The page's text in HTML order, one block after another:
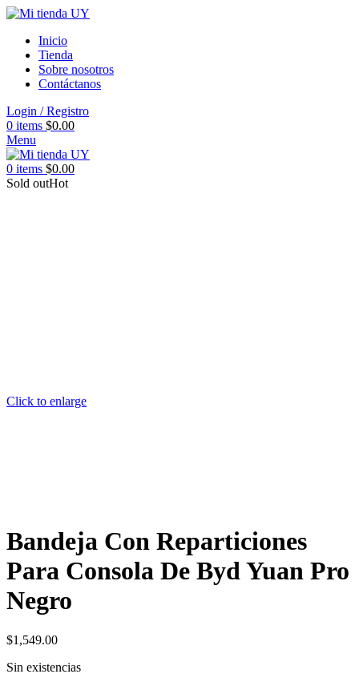
Inicio
Tienda
Sobre nosotros
Contáctanos
Login / Registro
0 items $0.00
Menu
0 items $0.00
Sold outHot
Click to enlarge
Bandeja Con Reparticiones
Para Consola De Byd Yuan Pro
Negro
$1,549.00
Sin existencias